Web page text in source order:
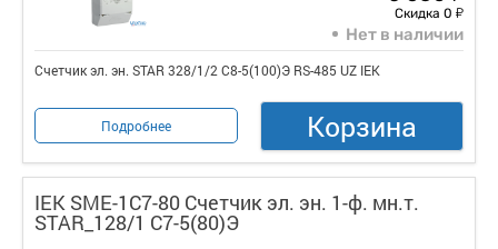
Скидка 0 у
Нет в наличии
Счетчик эл. эн. STAR 328/1/2 С8-5(100)Э RS-485 UZ IEK
Подробнее Корзина
IEK SME-1C7-80 Счетчик эл. эн. 1-ф. мн.т.
STAR_128/1 С7-5(80)Э